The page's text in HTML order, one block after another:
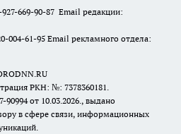
669-90-87 Email редакции:
004-61-95 Email рекламного отдела:
РКН: №: 7378360181.
от 10.03.2026., выдано
в сфере связи, информационных